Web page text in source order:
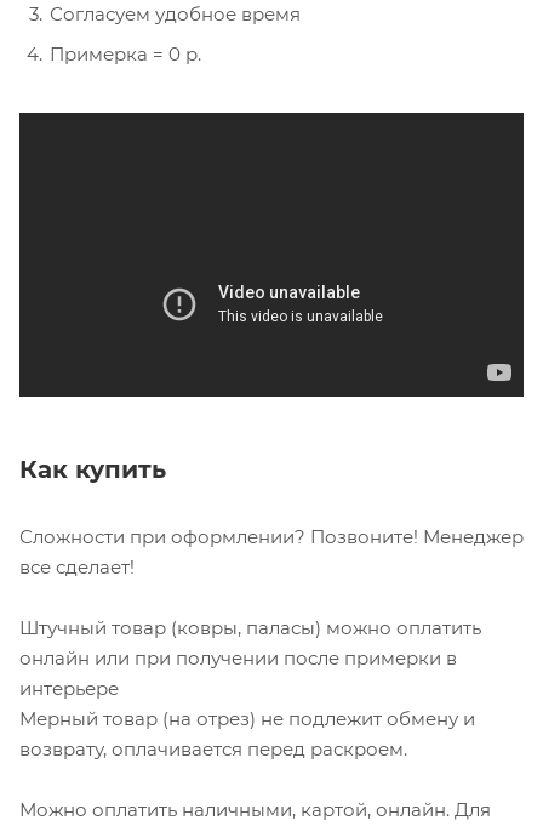
Согласуем удобное время
Примерка = 0 р.
Как купить
Сложности при оформлении? Позвоните! Менеджер
все сделает!
Штучный товар (ковры, паласы) можно оплатить
онлайн или при получении после примерки в
интерьере
Мерный товар (на отрез) не подлежит обмену и
возврату, оплачивается перед раскроем.
Можно оплатить наличными, картой, онлайн. Для